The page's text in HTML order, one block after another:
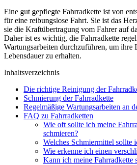
Eine gut gepflegte Fahrradkette ist von
für eine reibungslose Fahrt. Sie ist das
sie die Kraftübertragung vom Fahrer auf
Daher ist es wichtig, die Fahrradkette
Wartungsarbeiten durchzuführen, um ihre
Lebensdauer zu erhalten.
Inhaltsverzeichnis
Die richtige Reinigung der
Schmierung der Fahrradkette
Regelmäßige Wartungsarbeiten an
FAQ zu Fahrradketten
Wie oft sollte ich meine
schmieren?
Welches Schmiermittel sollte
Wie erkenne ich einen
Kann ich meine Fahrradkette